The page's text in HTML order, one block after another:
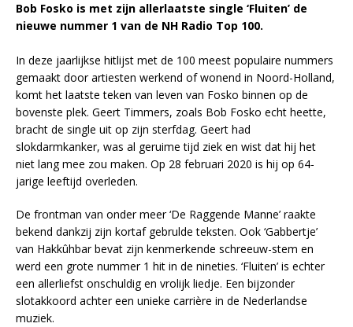
Bob Fosko is met zijn allerlaatste single ‘Fluiten’ de
nieuwe nummer 1 van de NH Radio Top 100.
In deze jaarlijkse hitlijst met de 100 meest populaire nummers
gemaakt door artiesten werkend of wonend in Noord-Holland,
komt het laatste teken van leven van Fosko binnen op de
bovenste plek. Geert Timmers, zoals Bob Fosko echt heette,
bracht de single uit op zijn sterfdag. Geert had
slokdarmkanker, was al geruime tijd ziek en wist dat hij het
niet lang mee zou maken. Op 28 februari 2020 is hij op 64-
jarige leeftijd overleden.
De frontman van onder meer ‘De Raggende Manne’ raakte
bekend dankzij zijn kortaf gebrulde teksten. Ook ‘Gabbertje’
van Hakkûhbar bevat zijn kenmerkende schreeuw-stem en
werd een grote nummer 1 hit in de nineties. ‘Fluiten’ is echter
een allerliefst onschuldig en vrolijk liedje. Een bijzonder
slotakkoord achter een unieke carrière in de Nederlandse
muziek.